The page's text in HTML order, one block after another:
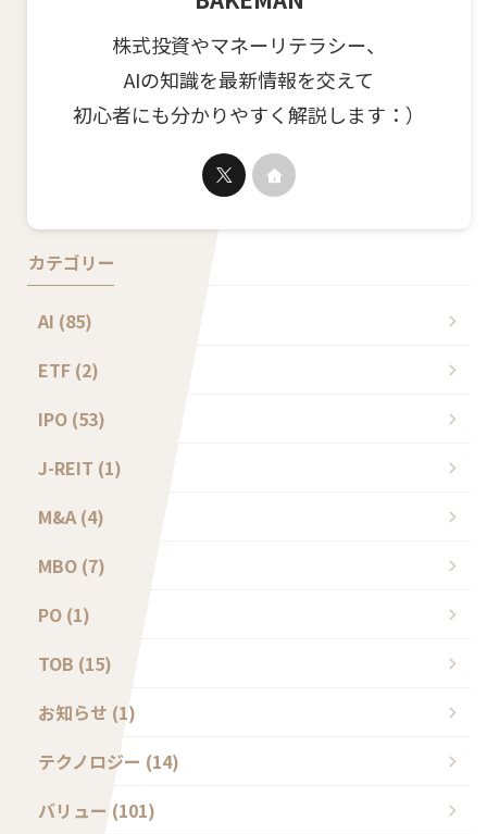
株式投資やマネーリテラシー、
AIの知識を最新情報を交えて
初心者にも分かりやすく解説します：）
カテゴリー
AI (85)
ETF (2)
IPO (53)
J-REIT (1)
M&A (4)
MBO (7)
PO (1)
TOB (15)
お知らせ (1)
テクノロジー (14)
バリュー (101)